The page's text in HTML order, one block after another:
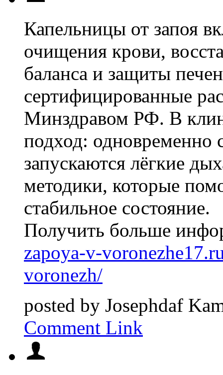
Капельницы от запоя
очищения крови,
баланса и защиты
сертифицированные
Минздравом РФ. В
подход: одновременно
запускаются лёгкие
методики, которые
стабильное состояние.
Получить больше
zapoya-v-
voronezh/
posted by Josephdaf
Comment Link